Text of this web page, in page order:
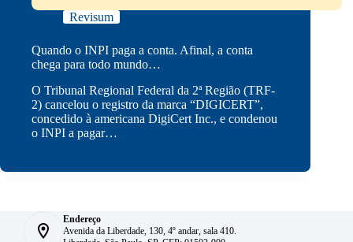
Revisum
Quando o INPI paga a conta. Afinal, a conta
chega para todo mundo…
O Tribunal Regional Federal da 2ª Região (TRF-
2) cancelou o registro da marca “DIGICERT”,
concedido à americana DigiCert Inc., e condenou
o INPI a pagar…
Endereço
Avenida da Liberdade, 130, 4º andar, sala 410.